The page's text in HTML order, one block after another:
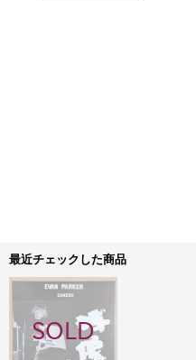
最近チェックした商品